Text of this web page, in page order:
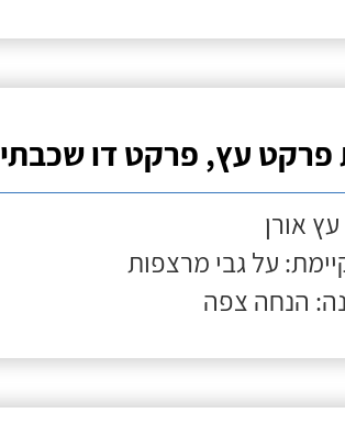
עץ, פרקט דו שכבתי
אורן
על גבי מרצפות
הנחה צפה